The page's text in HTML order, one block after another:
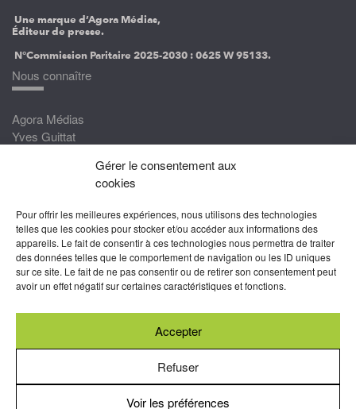
Gérer le consentement aux
cookies
Pour offrir les meilleures expériences, nous utilisons des technologies
telles que les cookies pour stocker et/ou accéder aux informations des
appareils. Le fait de consentir à ces technologies nous permettra de traiter
des données telles que le comportement de navigation ou les ID uniques
sur ce site. Le fait de ne pas consentir ou de retirer son consentement peut
avoir un effet négatif sur certaines caractéristiques et fonctions.
Accepter
Refuser
Voir les préférences
Une marque d’Agora Médias,
Éditeur de presse.
N°Commission Paritaire 2025-2030 :0625 W 95133.
Nous connaître
Agora Médias
Yves Guittat
Devenez correspondant
Rejoignez nos experts
Devenez Partenaire
Nous suivre
Abonnez-vous à nos newsletters
Conditions générales d’utilisation